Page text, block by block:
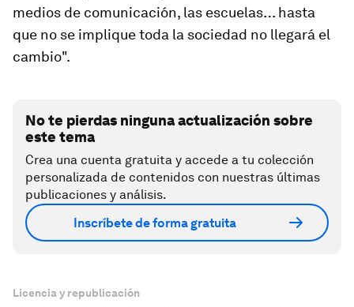
medios de comunicación, las escuelas… hasta
que no se implique toda la sociedad no llegará el
cambio".
No te pierdas ninguna actualización sobre
este tema
Crea una cuenta gratuita y accede a tu colección
personalizada de contenidos con nuestras últimas
publicaciones y análisis.
Inscríbete de forma gratuita
Licencia y republicación